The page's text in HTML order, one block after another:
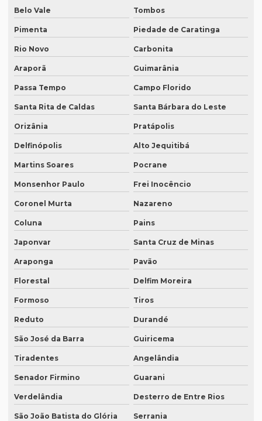
Quanto custa equipamento de tradução simultânea
Quanto custa para fazer uma tradução juramentada
Quanto custa tradução juramentada alemão
Quanto custa tradução juramentada espanhol
Quanto custa tradução juramentada ingles
Quanto custa tradução para o inglês
Quanto custa tradução por palavra
Quanto custa a tradução de um manual técnico?
Quanto custa traduzir para alemão
Quanto custa traduzir documentos
Quanto custa uma tradução juramentada
Quanto custa uma tradução juramentada em francês
Quanto custa uma tradução juramentada em italiano
Quem faz tradução de artigos científicos
Quem faz tradução juramentada em mg
Quem faz tradução simultânea teams
Quem faz transcrição de áudio em portugues
Rádios para tradução simultânea
Belo Vale Tombos
Pimenta Piedade de Caratinga
Rio Novo Carbonita
Araporã Guimarânia
Passa Tempo Campo Florido
Santa Rita de Caldas Santa Bárbara do Leste
Orizânia Pratápolis
Delfinópolis Alto Jequitibá
Martins Soares Pocrane
Monsenhor Paulo Frei Inocêncio
Coronel Murta Nazareno
Coluna Pains
Japonvar Santa Cruz de Minas
Araponga Pavão
Florestal Delfim Moreira
Formoso Tiros
Reduto Durandé
São José da Barra Guiricema
Tiradentes Angelândia
Senador Firmino Guarani
Verdelândia Desterro de Entre Rios
São João Batista do Glória Serrania